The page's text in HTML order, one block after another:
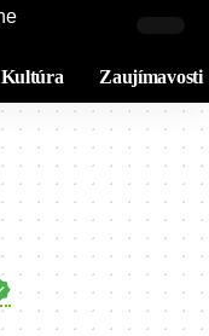
Kultúra Zaujímavosti